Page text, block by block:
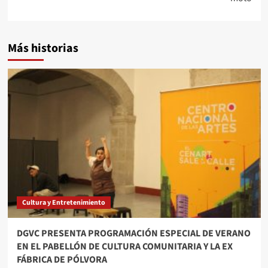
Más historias
Cultura y Entretenimiento
DGVC PRESENTA PROGRAMACIÓN ESPECIAL DE VERANO
EN EL PABELLÓN DE CULTURA COMUNITARIA Y LA EX
FÁBRICA DE PÓLVORA